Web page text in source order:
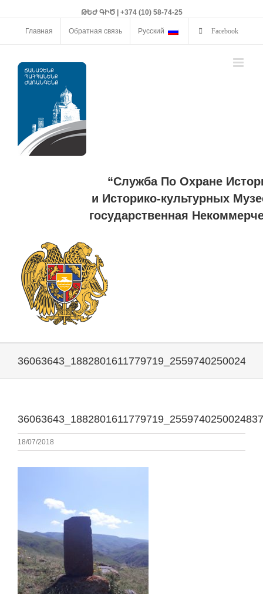
ԹԵԺ ԳԻԾ | +374 (10) 58-74-25
Главная Обратная связь Русский Facebook
“Служба По Охране
и Историко-культурных
государственная
18/07/2018